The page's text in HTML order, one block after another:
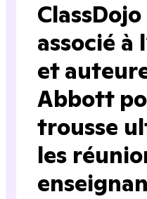
ClassDojo
associé à
et
Abbott
trousse
les